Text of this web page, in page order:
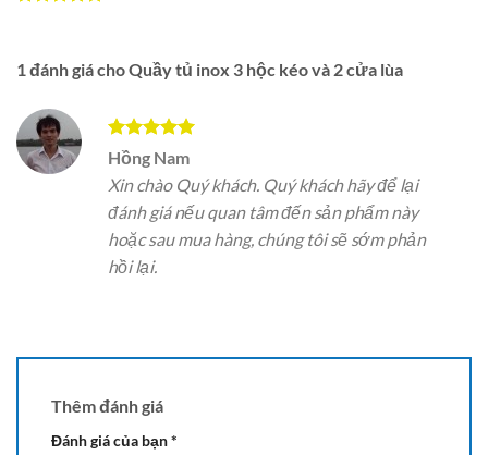
1 đánh giá choQuầy tủ inox 3 hộc kéo và 2 cửa lùa
Được xếp
hạng 5 5
sao
Hồng Nam
Xin chào Quý khách. Quý khách hãy để lại
đánh giá nếu quan tâm đến sản phẩm này
hoặc sau mua hàng, chúng tôi sẽ sớm phản
hồi lại.
Thêm đánh giá
Đánh giá của bạn*